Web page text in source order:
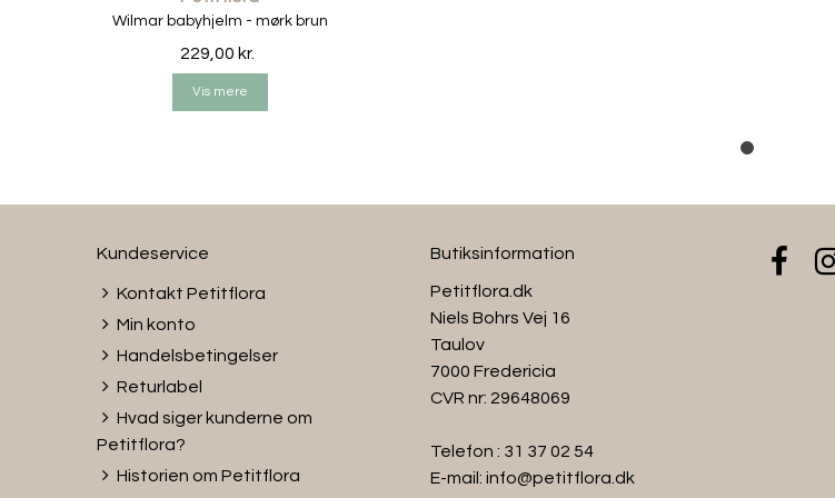
Wilmar babyhjelm - mørk brun
229,00 kr.
Vis mere
Kundeservice
Kontakt Petitflora
Min konto
Handelsbetingelser
Returlabel
Hvad siger kunderne om
Petitflora?
Historien om Petitflora
Butiksinformation
Petitflora.dk
Niels Bohrs Vej 16
Taulov
7000 Fredericia
CVR nr: 29648069
Telefon : 31 37 02 54
E-mail: info@petitflora.dk